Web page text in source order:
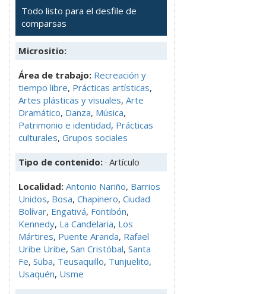
Todo listo para el desfile de
comparsas
Micrositio:
Área de trabajo: Recreación y
tiempo libre, Prácticas artísticas,
Artes plásticas y visuales, Arte
Dramático, Danza, Música,
Patrimonio e identidad, Prácticas
culturales, Grupos sociales
Tipo de contenido: · Artículo
Localidad: Antonio Nariño, Barrios
Unidos, Bosa, Chapinero, Ciudad
Bolívar, Engativá, Fontibón,
Kennedy, La Candelaria, Los
Mártires, Puente Aranda, Rafael
Uribe Uribe, San Cristóbal, Santa
Fe, Suba, Teusaquillo, Tunjuelito,
Usaquén, Usme